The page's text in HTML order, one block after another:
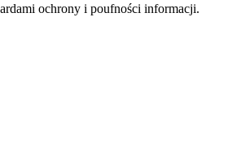
ochrony i poufności informacji.